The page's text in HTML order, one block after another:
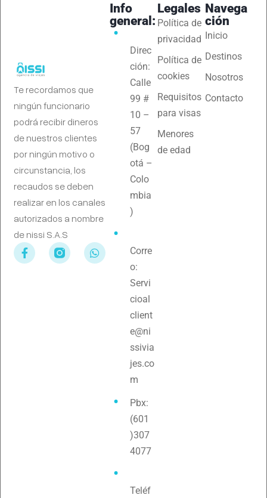
Te recordamos que
ningún funcionario
podrá recibir dineros
de nuestros clientes
por ningún motivo o
circunstancia, los
recaudos se deben
realizar en los canales
autorizados a nombre
de nissi S.A.S
Navega
ción
Inicio
Destinos
Nosotros
Contacto
Legales
Política de
privacidad
Política de
cookies
Requisitos
para visas
Menores
de edad
Info
general:
Direc
ción:
Calle
99 #
10 –
57
(Bog
otá –
Colo
mbia
)
Corre
o:
Servi
cioal
client
e@ni
ssivia
jes.co
m
Pbx:
(601
)307
4077
Teléf